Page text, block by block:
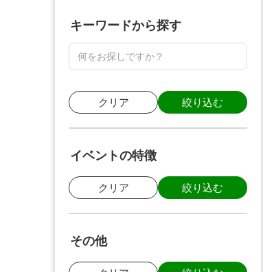
キーワードから探す
クリア 絞り込む
イベントの特徴
クリア 絞り込む
その他